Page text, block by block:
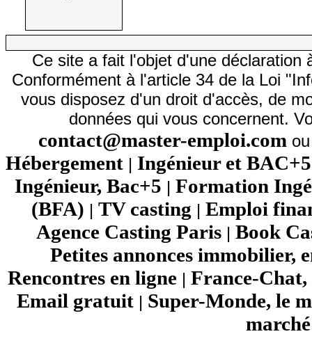
Ce site a fait l'objet d'une déclaration
Conformément à l'article 34 de la Loi
vous disposez d'un droit d'accès, de
données qui vous concernent.
contact@master-emploi.com
Hébergement | Ingénieur et
Ingénieur, Bac+5 | Formation
(BFA) | TV casting | Emploi
Agence Casting Paris | Book
Petites annonces immobilier,
Rencontres en ligne | France-Chat,
Email gratuit| Super-Monde, le